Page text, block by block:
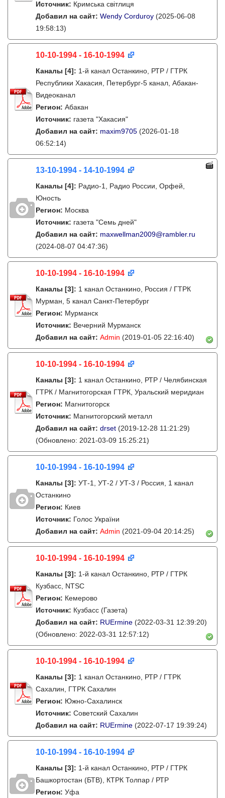
Источник: Кримська світлиця
Добавил на сайт: Wendy Corduroy (2025-06-08
19:58:13)
10-10-1994 - 16-10-1994
Каналы [4]: 1-й канал Останкино, РТР / ГТРК
Республики Хакасия, Петербург-5 канал, Абакан-
Видеоканал
Регион: Абакан
Источник: газета "Хакасия"
Добавил на сайт: maxim9705 (2026-01-18
06:52:14)
13-10-1994 - 14-10-1994
Каналы [4]: Радио-1, Радио России, Орфей,
Юность
Регион: Москва
Источник: газета "Семь дней"
Добавил на сайт: maxwellman2009@rambler.ru
(2024-08-07 04:47:36)
10-10-1994 - 16-10-1994
Каналы [3]: 1 канал Останкино, Россия / ГТРК
Мурман, 5 канал Санкт-Петербург
Регион: Мурманск
Источник: Вечерний Мурманск
Добавил на сайт: Admin (2019-01-05 22:16:40)
10-10-1994 - 16-10-1994
Каналы [3]: 1 канал Останкино, РТР / Челябинская
ГТРК / Магнитогорская ГТРК, Уральский меридиан
Регион: Магнитогорск
Источник: Магнитогорский металл
Добавил на сайт: drset (2019-12-28 11:21:29)
(Обновлено: 2021-03-09 15:25:21)
10-10-1994 - 16-10-1994
Каналы [3]: УТ-1, УТ-2 / УТ-3 / Россия, 1 канал
Останкино
Регион: Киев
Источник: Голос України
Добавил на сайт: Admin (2021-09-04 20:14:25)
10-10-1994 - 16-10-1994
Каналы [3]: 1-й канал Останкино, РТР / ГТРК
Кузбасс, NTSC
Регион: Кемерово
Источник: Кузбасс (Газета)
Добавил на сайт: RUErmine (2022-03-31 12:39:20)
(Обновлено: 2022-03-31 12:57:12)
10-10-1994 - 16-10-1994
Каналы [3]: 1 канал Останкино, РТР / ГТРК
Сахалин, ГТРК Сахалин
Регион: Южно-Сахалинск
Источник: Советский Сахалин
Добавил на сайт: RUErmine (2022-07-17 19:39:24)
10-10-1994 - 16-10-1994
Каналы [3]: 1-й канал Останкино, РТР / ГТРК
Башкортостан (БТВ), КТРК Толпар / РТР
Регион: Уфа